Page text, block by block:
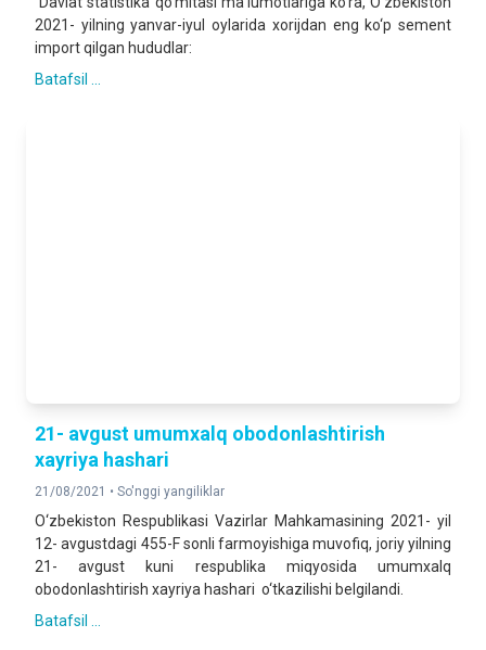
2021- yilning yanvar-iyul oylarida xorijdan eng ko‘p sement
import qilgan hududlar:
Batafsil ...
21- avgust umumxalq obodonlashtirish
xayriya hashari
21/08/2021 • So'nggi yangiliklar
O‘zbekiston Respublikasi Vazirlar Mahkamasining 2021- yil
12- avgustdagi 455-F sonli farmoyishiga muvofiq, joriy yilning
21- avgust kuni respublika miqyosida umumxalq
obodonlashtirish xayriya hashari o‘tkazilishi belgilandi.
Batafsil ...